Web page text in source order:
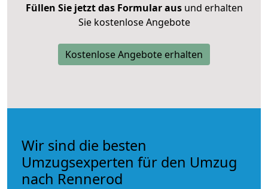
Füllen Sie jetzt das Formular ausund erhalten
Sie kostenlose Angebote
Kostenlose Angebote erhalten
Wir sind die besten
Umzugsexperten für den Umzug
nach Rennerod